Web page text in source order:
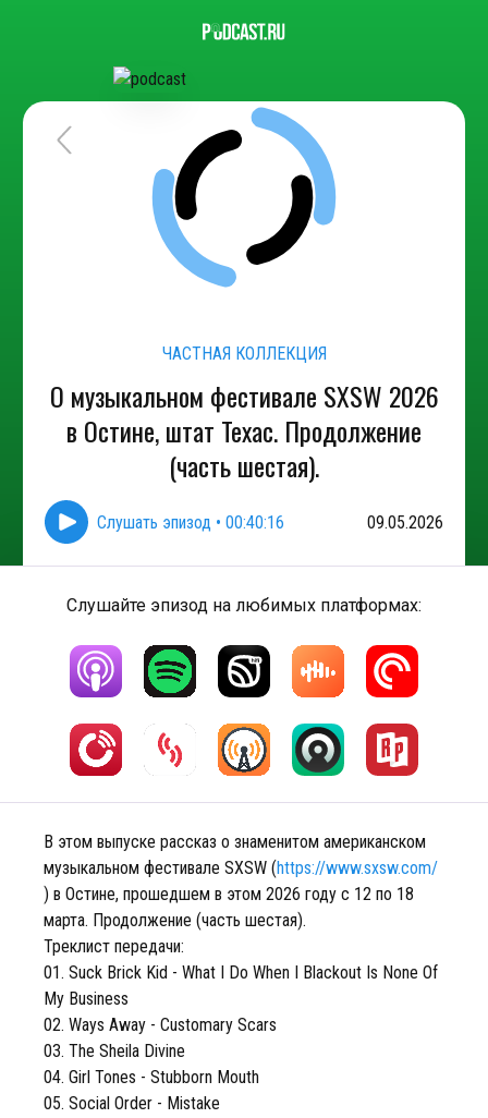
ЧАСТНАЯ КОЛЛЕКЦИЯ
О музыкальном фестивале SXSW 2026
в Остине, штат Техас. Продолжение
(часть шестая).
Слушать эпизод • 00:40:16 09.05.2026
Слушайте эпизод на любимых платформах:
В этом выпуске рассказ о знаменитом американском
музыкальном фестивале SXSW (https://www.sxsw.com/
) в Остине, прошедшем в этом 2026 году с 12 по 18
марта. Продолжение (часть шестая).
Треклист передачи:
01. Suck Brick Kid - What I Do When I Blackout Is None Of
My Business
02. Ways Away - Customary Scars
03. The Sheila Divine
04. Girl Tones - Stubborn Mouth
05. Social Order - Mistake